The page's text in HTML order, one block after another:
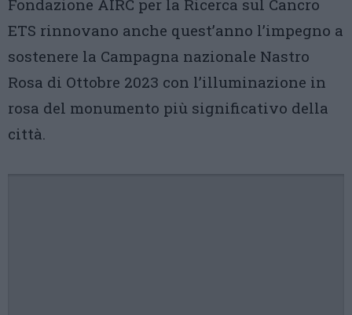
Fondazione AIRC per la Ricerca sul Cancro
ETS rinnovano anche quest’anno l’impegno a
sostenere la Campagna nazionale Nastro
Rosa di Ottobre 2023 con l’illuminazione in
rosa del monumento più significativo della
città.